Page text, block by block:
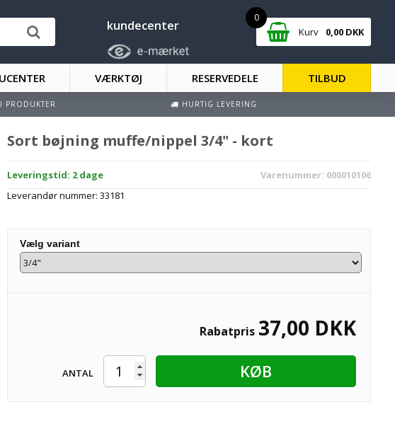
kundecenter
0
Kurv 0,00 DKK
VÆRKTØJ RESERVEDELE TILBUD
PRODUKTER HURTIG LEVERING
Sort bøjning muffe/nippel 3/4" - kort
Leveringstid: 2 dage Varenummer: 000010106
Leverandør nummer: 33181
Vælg variant
Rabatpris 37,00 DKK
ANTAL KØB